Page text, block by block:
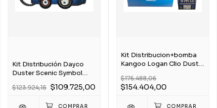
Kit Distribución Dayco
Duster Scenic Symbol
$123.924,15 $109.725,00
Kit Distribucion+bomba
Kangoo Logan Clio Duster
$176.488,06
$154.404,00